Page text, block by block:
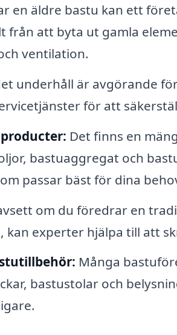
en äldre bastu kan ett
från att byta ut gamla
ventilation.
underhåll är avgörande
för att
Det finns en
bastuaggregat och
passar bäst för dina
om du föredrar en
kan experter hjälpa till att
Många
bastustolar och